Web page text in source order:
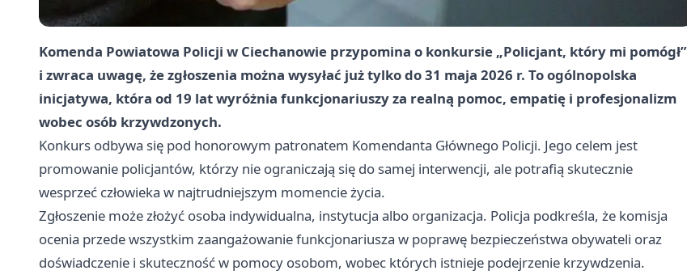
Komenda Powiatowa Policji w Ciechanowie przypomina o konkursie „Policjant, który mi pomógł”
i zwraca uwagę, że zgłoszenia można wysyłać już tylko do31 maja 2026 r. To ogólnopolska
inicjatywa, która od 19 latwyróżnia funkcjonariuszy za realną pomoc, empatię i profesjonalizm
wobec osób krzywdzonych.
Konkurs odbywa się pod honorowym patronatem Komendanta Głównego Policji. Jego celem jest
promowanie policjantów, którzy nie ograniczają się do samej interwencji, ale potrafią skutecznie
wesprzeć człowieka w najtrudniejszym momencie życia.
Zgłoszenie może złożyć osoba indywidualna, instytucja albo organizacja. Policja podkreśla, że komisja
ocenia przede wszystkim zaangażowanie funkcjonariusza w poprawę bezpieczeństwa obywateli oraz
doświadczenie i skuteczność w pomocy osobom, wobec których istnieje podejrzenie krzywdzenia.